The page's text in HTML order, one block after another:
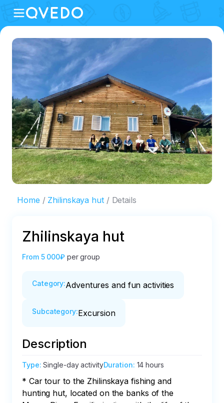
Home Zhilinskaya hut Details
Zhilinskaya hut
From 5 000₽ per group
Category:Adventures and fun activities
Subcategory:Excursion
Description
Type:Single-day activityDuration: 14 hours
* Car tour to the Zhilinskaya fishing and
hunting hut, located on the banks of the